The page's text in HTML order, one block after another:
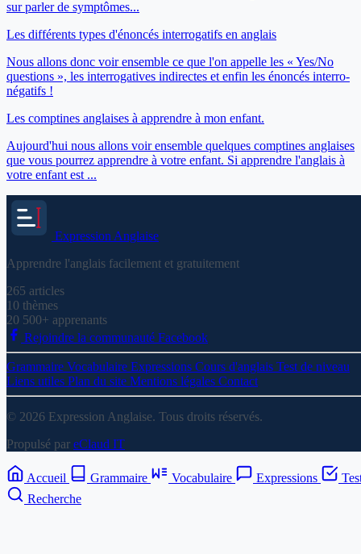
sur parler de symptômes...
Les différents types d'énoncés interrogatifs en anglais
Nous allons donc voir ensemble ce que l'on appelle les « Yes/No
questions », les interrogatives indirectes et enfin les énoncés interro-
négatifs !
Les comptines anglaises à apprendre à mon enfant.
Aujourd'hui nous allons voir ensemble quelques comptines anglaises
que vous pourrez apprendre à votre enfant. Si apprendre l'anglais à
votre enfant est ...
Expression Anglaise
Apprendre l'anglais facilement et gratuitement
265 articles
10 thèmes
20 500+ apprenants
Rejoindre la communauté Facebook
Grammaire Vocabulaire Expressions Cours d'anglais Test de niveau
Liens utiles Plan du site Mentions légales Contact
© 2026 Expression Anglaise. Tous droits réservés.
Propulsé par eClaud IT
Accueil Grammaire Vocabulaire Expressions
Recherche